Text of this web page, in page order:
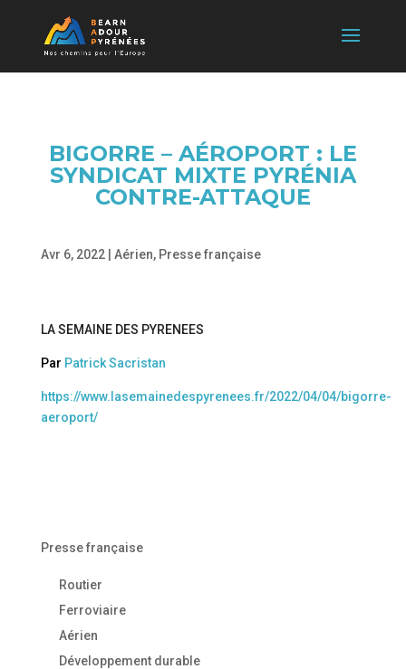
BIGORRE – AÉROPORT : LE
SYNDICAT MIXTE PYRÉNIA
CONTRE-ATTAQUE
Avr 6, 2022| Aérien, Presse française
LA SEMAINE DES PYRENEES
Par Patrick Sacristan
https://www.lasemainedespyrenees.fr/2022/04/04/bigorre-
aeroport/
Presse française
Routier
Ferroviaire
Aérien
Développement durable